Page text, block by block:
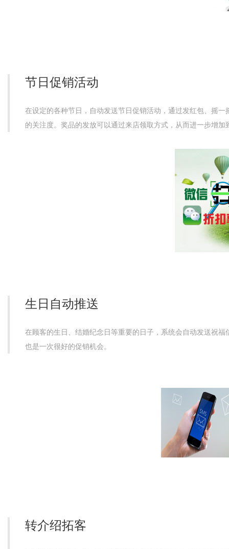
节日促销活动
在设定的各种节日，自动发送节日促销活动，通过发红包、摇
的关注度。奖品的发放可以通过来店领取方式，从而进一步增加
生日自动推送
在顾客的生日、结婚纪念日等重要的日子，系统会自动发送祝
也是一次很好的促销机会。
转介绍拓客